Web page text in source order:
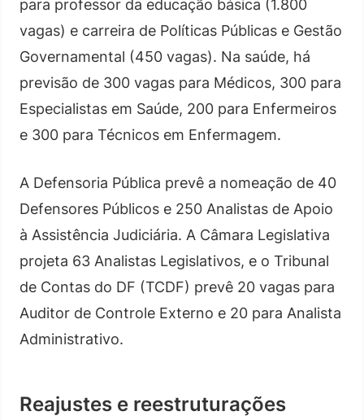
para professor da educação básica (1.800
vagas) e carreira de Políticas Públicas e Gestão
Governamental (450 vagas). Na saúde, há
previsão de 300 vagas para Médicos, 300 para
Especialistas em Saúde, 200 para Enfermeiros
e 300 para Técnicos em Enfermagem.
A Defensoria Pública prevê a nomeação de 40
Defensores Públicos e 250 Analistas de Apoio
à Assistência Judiciária. A Câmara Legislativa
projeta 63 Analistas Legislativos, e o Tribunal
de Contas do DF (TCDF) prevê 20 vagas para
Auditor de Controle Externo e 20 para Analista
Administrativo.
Reajustes e reestruturações